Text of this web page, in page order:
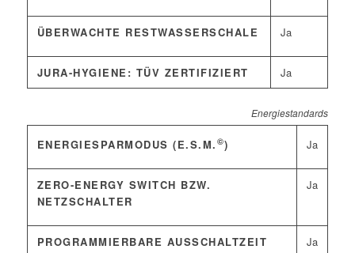
ÜBERWACHTE RESTWASSERSCHALE Ja
JURA-HYGIENE: TÜV ZERTIFIZIERT Ja
Energiestandards
ENERGIESPARMODUS (E.S.M. ©) Ja
ZERO-ENERGY SWITCH BZW.
NETZSCHALTER
Ja
PROGRAMMIERBARE AUSSCHALTZEIT Ja